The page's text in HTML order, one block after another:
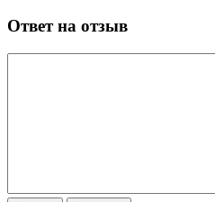
Ответ на отзыв